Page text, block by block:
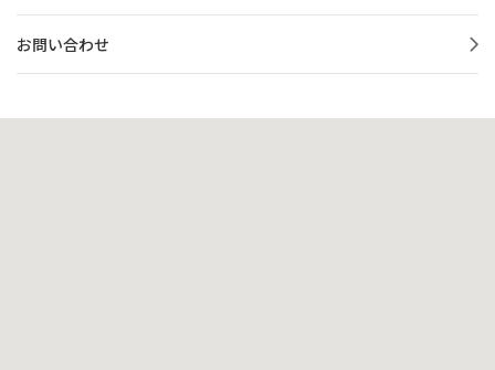
お問い合わせ